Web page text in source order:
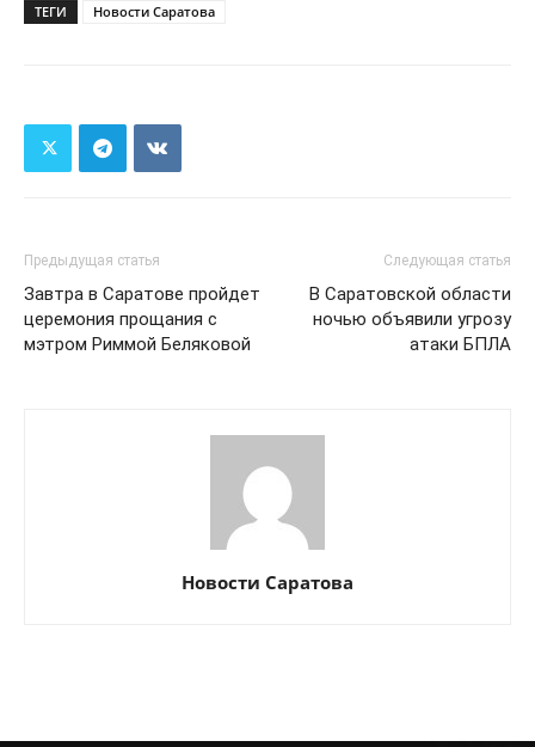
ТЕГИ Новости Саратова
Предыдущая статья
Завтра в Саратове пройдет
церемония прощания с
мэтром Риммой Беляковой
Следующая статья
В Саратовской области
ночью объявили угрозу
атаки БПЛА
Новости Саратова